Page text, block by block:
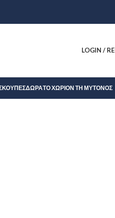
LOGIN /
ΚΟΎΠΕΣΔΏΡΑΤΟ ΧΩΡΊΟΝ ΤΗ ΜΎΤΟΝΟΣ